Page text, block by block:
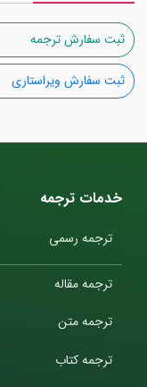
ثبت سفارش ترجمه
ثبت سفارش ویراستاری
خدمات ترجمه
ترجمه رسمی
ترجمه مقاله
ترجمه متن
ترجمه کتاب